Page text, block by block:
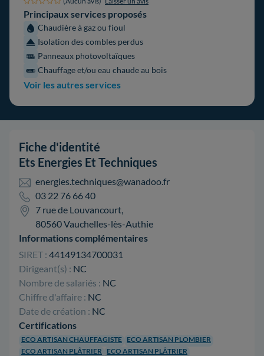
Principaux services proposés
Chaudière à gaz ou fioul
Isolation des combles perdus
Panneaux photovoltaïques
Chauffage et/ou eau chaude au bois
Voir les autres services
Fiche d'identité
Ets Energies Et Techniques
energies.techniques@wanadoo.fr
03 22 76 66 40
7 rue de Louvancourt,
80560 Vauchelles-lès-Authie
Informations complémentaires
SIRET : 44149134700031
Dirigeant(s) : NC
Nombre de salariés : NC
Chiffre d'affaire : NC
Date de création : NC
Certifications
ECO ARTISAN CHAUFFAGISTE ECO ARTISAN PLOMBIER
ECO ARTISAN PLÂTRIER
ECO ARTISAN PLÂTRIER